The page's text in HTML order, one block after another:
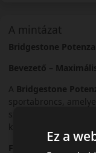
A mintázat
Bridgestone
Bevezető –
A Bridgestone
sportabroncs,
személyautókhoz
kiemelkedő tapadást
Futófelület és tapadás
Ez a